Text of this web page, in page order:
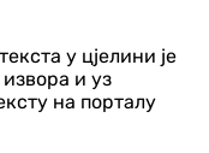
у цјелини је
и уз
на порталу